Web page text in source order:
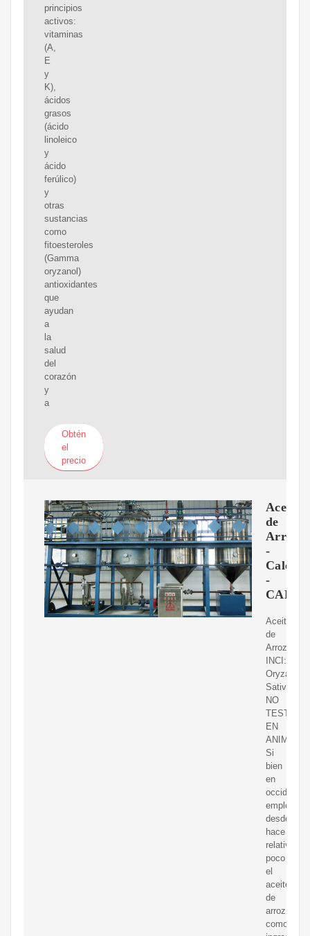
principios
activos:
vitaminas
(A,
E
y
K),
ácidos
grasos
(ácido
linoleico
y
ácido
ferúlico)
y
otras
sustancias
como
fitoesteroles
(Gamma
oryzanol)
antioxidantes
que
ayudan
a
la
salud
del
corazón
y
a
Obtén
el
precio
Aceite
de
Arroz
-
-
Aceite
de
Arroz
INCI:
Oryza
Sativa.
NO
EN
Si
bien
en
occidente
desde
hace
poco
el
aceite
de
arroz
como